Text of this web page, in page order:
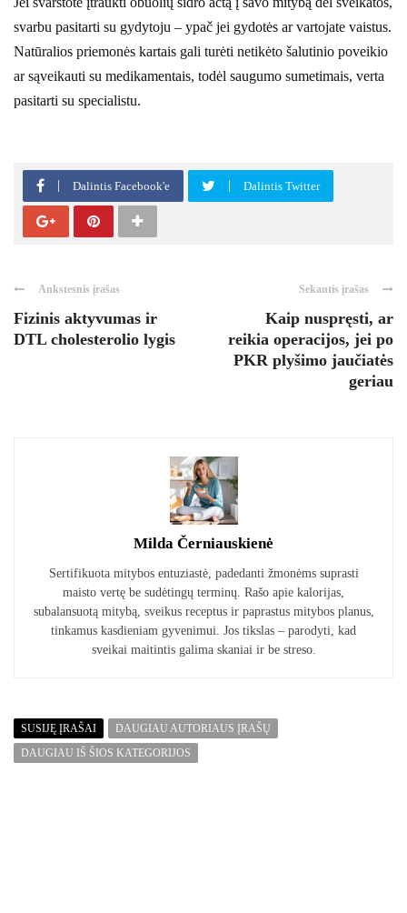
svarbu pasitarti su gydytoju – ypač jei gydotės ar vartojate vaistus.
Natūralios priemonės kartais gali turėti netikėto šalutinio poveikio
ar sąveikauti su medikamentais, todėl saugumo sumetimais, verta
pasitarti su specialistu.
Dalintis Facebook'e Dalintis Twitter
Ankstesnis įrašas
Fizinis aktyvumas ir
DTL cholesterolio lygis
Sekantis įrašas
Kaip nuspręsti, ar
reikia operacijos, jei po
PKR plyšimo jaučiatės
geriau
Milda Černiauskienė
Sertifikuota mitybos entuziastė, padedanti žmonėms suprasti
maisto vertę be sudėtingų terminų. Rašo apie kalorijas,
subalansuotą mitybą, sveikus receptus ir paprastus mitybos planus,
tinkamus kasdieniam gyvenimui. Jos tikslas – parodyti, kad
sveikai maitintis galima skaniai ir be streso.
SUSIJĘ ĮRAŠAI
DAUGIAU AUTORIAUS ĮRAŠŲ
DAUGIAU IŠ ŠIOS KATEGORIJOS